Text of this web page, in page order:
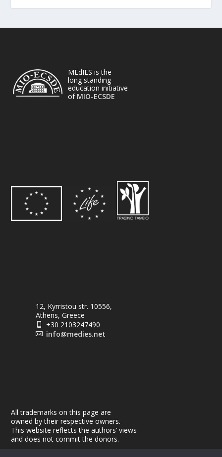
MEdIES is the
long standing
education initiative
of MIO-ECSDE
12, Kyrristou str. 10556,
Athens, Greece
 +30 2103247490
 info@medies.net
All trademarks on this page are
owned by their respective owners.
This website reflects the authors’ views
and does not commit the donors.